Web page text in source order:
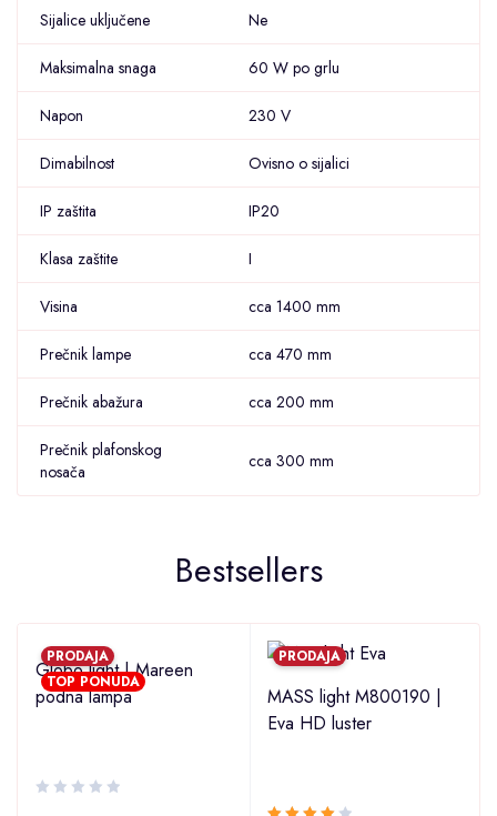
Sijalice uključene Ne
Maksimalna snaga 60 W po grlu
Napon 230 V
Dimabilnost Ovisno o sijalici
IP zaštita IP20
Klasa zaštite I
Visina cca 1400 mm
Prečnik lampe cca 470 mm
Prečnik abažura cca 200 mm
Prečnik plafonskog
nosača
cca 300 mm
Bestsellers
PRODAJA
TOP PONUDA
Globo light | Mareen
podna lampa
PRODAJA
MASS light M800190 |
Eva HD luster